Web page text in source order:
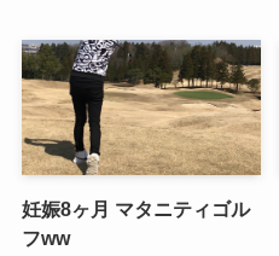
妊娠8ヶ月 マタニティゴル
フww